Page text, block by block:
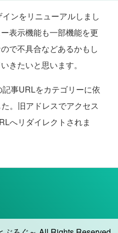
ンをリニューアルしまし
表示機能も一部機能を更
で不具合などあるかもし
きたいと思います。
事URLをカテゴリーに依
。旧アドレスでアクセス
へリダイレクトされま